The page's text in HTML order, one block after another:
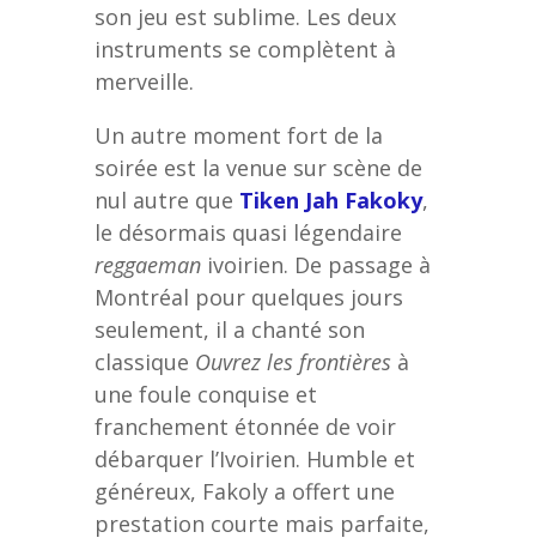
son jeu est sublime. Les deux
instruments se complètent à
merveille.
Un autre moment fort de la
soirée est la venue sur scène de
nul autre que Tiken Jah Fakoky,
le désormais quasi légendaire
reggaeman ivoirien. De passage à
Montréal pour quelques jours
seulement, il a chanté son
classique Ouvrez les frontières à
une foule conquise et
franchement étonnée de voir
débarquer l’Ivoirien. Humble et
généreux, Fakoly a offert une
prestation courte mais parfaite,